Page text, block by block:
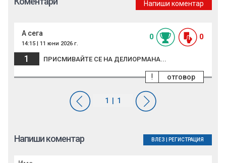
Напиши коментар
А сега
14:15 | 11 юни 2026 г.
0 0
1 ПРИСМИВАЙТЕ СЕ НА ДЕЛИОРМАНА...
отговор
!
Напиши коментар ВЛЕЗ РЕГИСТРАЦИЯ